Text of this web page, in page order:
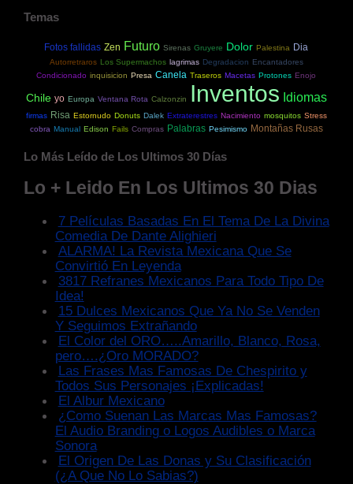
Temas
Fotos fallidas Zen Futuro Sirenas Gruyere Dolor Palestina Dia
Autorretraros Los Supermachos lagrimas Degradacion Encantadores
Condicionado inquisicion Presa Canela Traseros Macetas Protones Enojo
Chile yo Europa Ventana Rota Calzonzin Inventos Idiomas
firmas Risa Estornudo Donuts Dalek Extraterestres Nacimiento mosquitos Stress
cobra Manual Edison Fails Compras Palabras Pesimismo Montañas Rusas
Lo Más Leído de Los Ultimos 30 Días
Lo + Leido En Los Ultimos 30 Dias
7 Películas Basadas En El Tema De La Divina
Comedia De Dante Alighieri
ALARMA! La Revista Mexicana Que Se
Convirtió En Leyenda
3817 Refranes Mexicanos Para Todo Tipo De
Idea!
15 Dulces Mexicanos Que Ya No Se Venden
Y Seguimos Extrañando
El Color del ORO…..Amarillo, Blanco, Rosa,
pero….¿Oro MORADO?
Las Frases Mas Famosas De Chespirito y
Todos Sus Personajes ¡Explicadas!
El Albur Mexicano
¿Como Suenan Las Marcas Mas Famosas?
El Audio Branding o Logos Audibles o Marca
Sonora
El Origen De Las Donas y Su Clasificación
(¿A Que No Lo Sabias?)